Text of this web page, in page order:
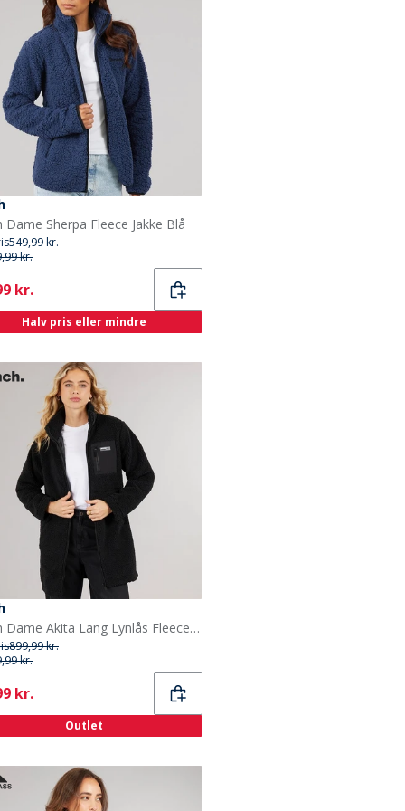
Dame Sherpa Fleece Jakke Blå
549,99 kr.
kr.
kr.
Halv pris eller mindre
Bench Dame Akita Lang Lynlås Fleece Sort
899,99 kr.
kr.
kr.
Outlet